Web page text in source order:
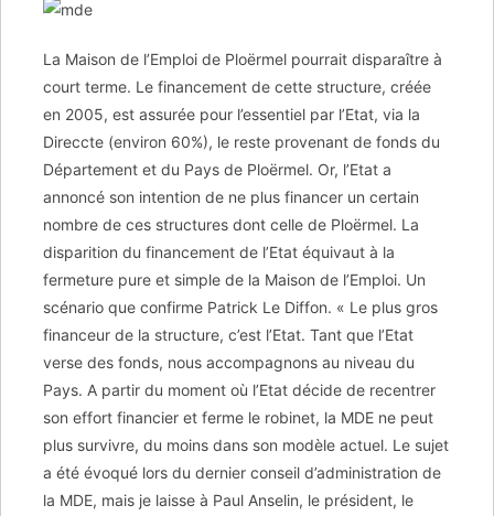
La Maison de l’Emploi de Ploërmel pourrait disparaître à
court terme. Le financement de cette structure, créée
en 2005, est assurée pour l’essentiel par l’Etat, via la
Direccte (environ 60%), le reste provenant de fonds du
Département et du Pays de Ploërmel. Or, l’Etat a
annoncé son intention de ne plus financer un certain
nombre de ces structures dont celle de Ploërmel. La
disparition du financement de l’Etat équivaut à la
fermeture pure et simple de la Maison de l’Emploi. Un
scénario que confirme Patrick Le Diffon. « Le plus gros
financeur de la structure, c’est l’Etat. Tant que l’Etat
verse des fonds, nous accompagnons au niveau du
Pays. A partir du moment où l’Etat décide de recentrer
son effort financier et ferme le robinet, la MDE ne peut
plus survivre, du moins dans son modèle actuel. Le sujet
a été évoqué lors du dernier conseil d’administration de
la MDE, mais je laisse à Paul Anselin, le président, le